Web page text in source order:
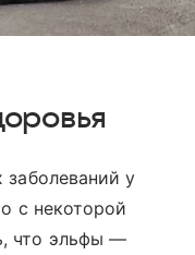
заболеваний у
с некоторой
что эльфы —